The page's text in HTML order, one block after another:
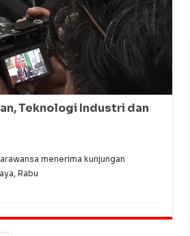
Teknologi Industri dan
menerima kunjungan
Rabu